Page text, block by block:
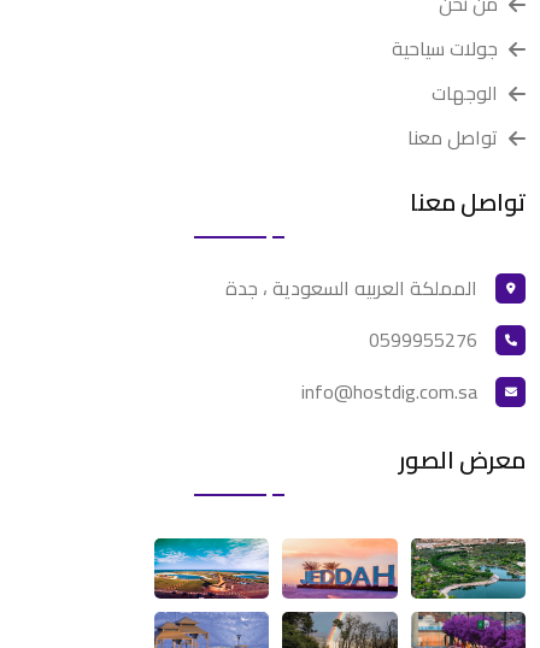
جولات سياحية
الوجهات
تواصل معنا
تواصل معنا
المملكة العربيه السعودية ، جدة
0599955276
info@hostdig.com.sa
معرض الصور